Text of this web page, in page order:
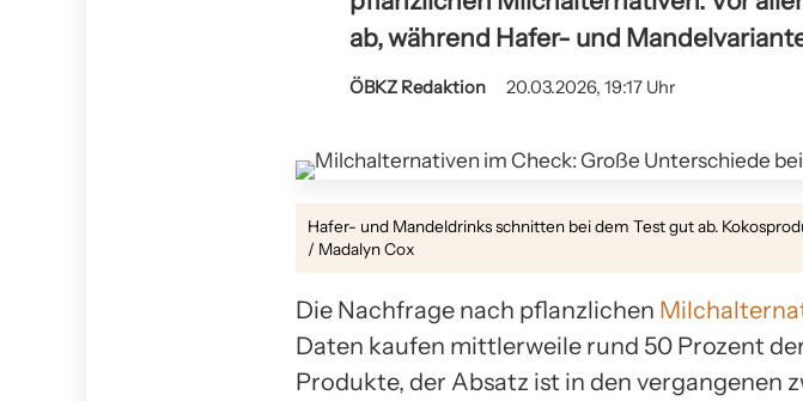
ab, während Hafer- und
ÖBKZ Redaktion 20.03.2026, 19:17 Uhr
Hafer- und Mandeldrinks schnitten bei dem Test gut ab.
/ Madalyn Cox
Die Nachfrage nach pflanzlichen
Daten kaufen mittlerweile rund 50 Prozent
Produkte, der Absatz ist in den vergangenen